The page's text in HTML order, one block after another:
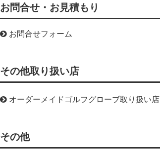
お問合せ・お見積もり
お問合せフォーム
その他取り扱い店
オーダーメイドゴルフグローブ取り扱い店
その他